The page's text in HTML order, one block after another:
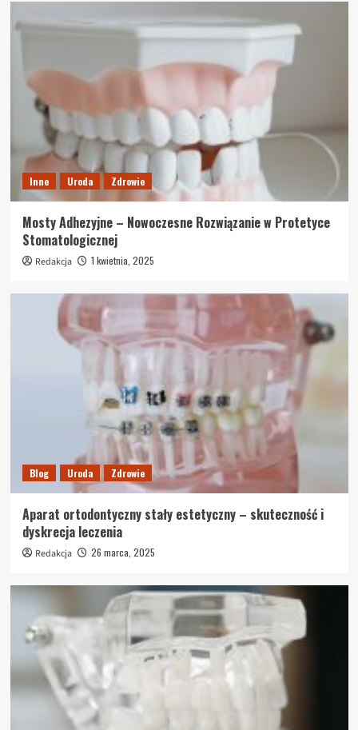
Inne Uroda Zdrowie
Mosty Adhezyjne – Nowoczesne Rozwiązanie w Protetyce
Stomatologicznej
Redakcja 1 kwietnia, 2025
Blog Uroda Zdrowie
Aparat ortodontyczny stały estetyczny – skuteczność i
dyskrecja leczenia
Redakcja 26 marca, 2025